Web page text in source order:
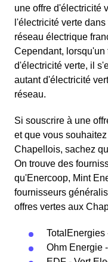
une offre d'électricité
l'électricité verte
réseau électrique
Cependant, lorsqu'un
d'électricité verte, il
autant d'électricité
réseau.
Si souscrire à une
et que vous
Chapellois, sachez
On trouve des
qu'Enercoop, Mint
fournisseurs
offres vertes aux
TotalEnergies
Ohm Energie